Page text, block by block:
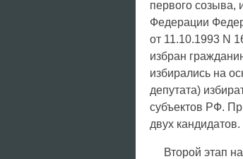
первого созыва,
Федерации
от 11.10.1993 N
избран
избирались на
депутата)
субъектов РФ.
двух кандидатов.
Второй этап